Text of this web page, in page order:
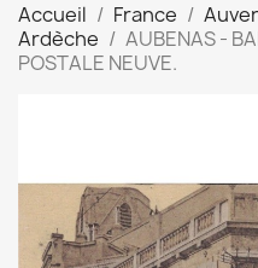
Accueil France
Ardèche
AUBENAS -
POSTALE NEUVE.